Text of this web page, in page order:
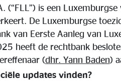
(“FLL”) is een
De Luxemburgse
van Eerste Aanleg van
heeft de rechtbank
(dhr. Yann Baden)
updates vinden?